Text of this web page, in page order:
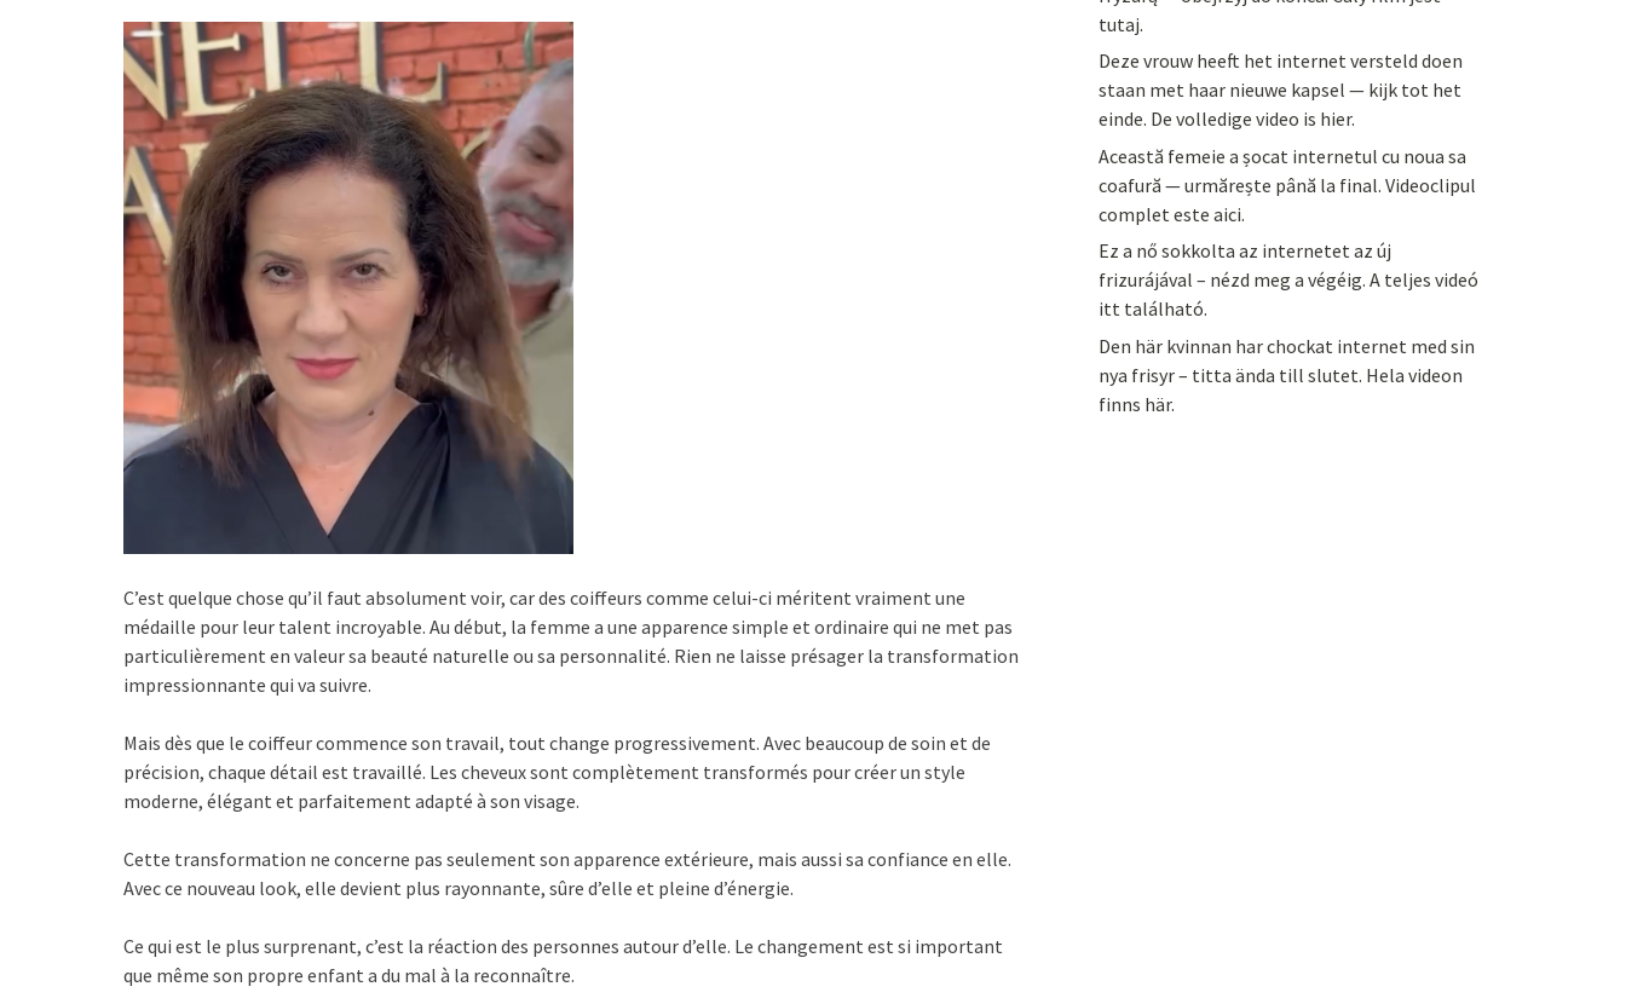
C’est quelque chose qu’il faut absolument voir, car des coiffeurs comme celui-ci méritent vraiment une
médaille pour leur talent incroyable. Au début, la femme a une apparence simple et ordinaire qui ne met pas
particulièrement en valeur sa beauté naturelle ou sa personnalité. Rien ne laisse présager la transformation
impressionnante qui va suivre.
Mais dès que le coiffeur commence son travail, tout change progressivement. Avec beaucoup de soin et de
précision, chaque détail est travaillé. Les cheveux sont complètement transformés pour créer un style
moderne, élégant et parfaitement adapté à son visage.
Cette transformation ne concerne pas seulement son apparence extérieure, mais aussi sa confiance en elle.
Avec ce nouveau look, elle devient plus rayonnante, sûre d’elle et pleine d’énergie.
Ce qui est le plus surprenant, c’est la réaction des personnes autour d’elle. Le changement est si important
que même son propre enfant a du mal à la reconnaître.
tutaj.
Deze vrouw heeft het internet versteld doen
staan met haar nieuwe kapsel — kijk tot het
einde. De volledige video is hier.
Această femeie a șocat internetul cu noua sa
coafură — urmărește până la final. Videoclipul
complet este aici.
Ez a nő sokkolta az internetet az új
frizurájával – nézd meg a végéig. A teljes videó
itt található.
Den här kvinnan har chockat internet med sin
nya frisyr – titta ända till slutet. Hela videon
finns här.